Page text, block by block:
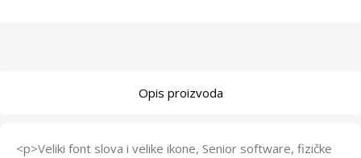
Opis proizvoda
<p>Veliki font slova i velike ikone, Senior software, fizičke